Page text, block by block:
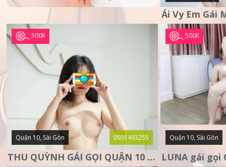
500K
Quận 10, Sài Gòn 0931493255
THU QUỲNH GÁI GỌI QUẬN 10 – MẶT XINH DA TRẮNG – SANG
500K
Quận 10, Sài Gòn